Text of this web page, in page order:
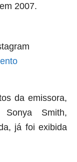
2007.
da emissora,
Smith,
já foi exibida